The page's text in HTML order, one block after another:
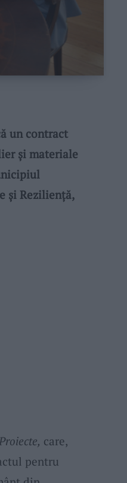
un contract
și materiale
și Reziliență,
Proiecte, care,
pentru